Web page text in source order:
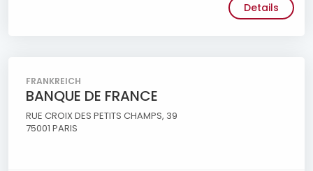
Details
FRANKREICH
BANQUE DE FRANCE
RUE CROIX DES PETITS CHAMPS, 39
75001 PARIS